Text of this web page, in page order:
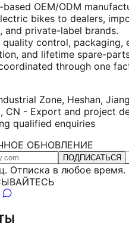
based OEM/ODM
bikes to dealers,
and private-label brands.
quality control, packaging,
and lifetime spare-
through one
Zone, Heshan,
CN - Export and project
qualified enquiries
ОБНОВЛЕНИЕ
ПОДПИСАТЬСЯ
Отписка в любое время.